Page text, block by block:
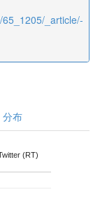
_article/-
分布
(RT)